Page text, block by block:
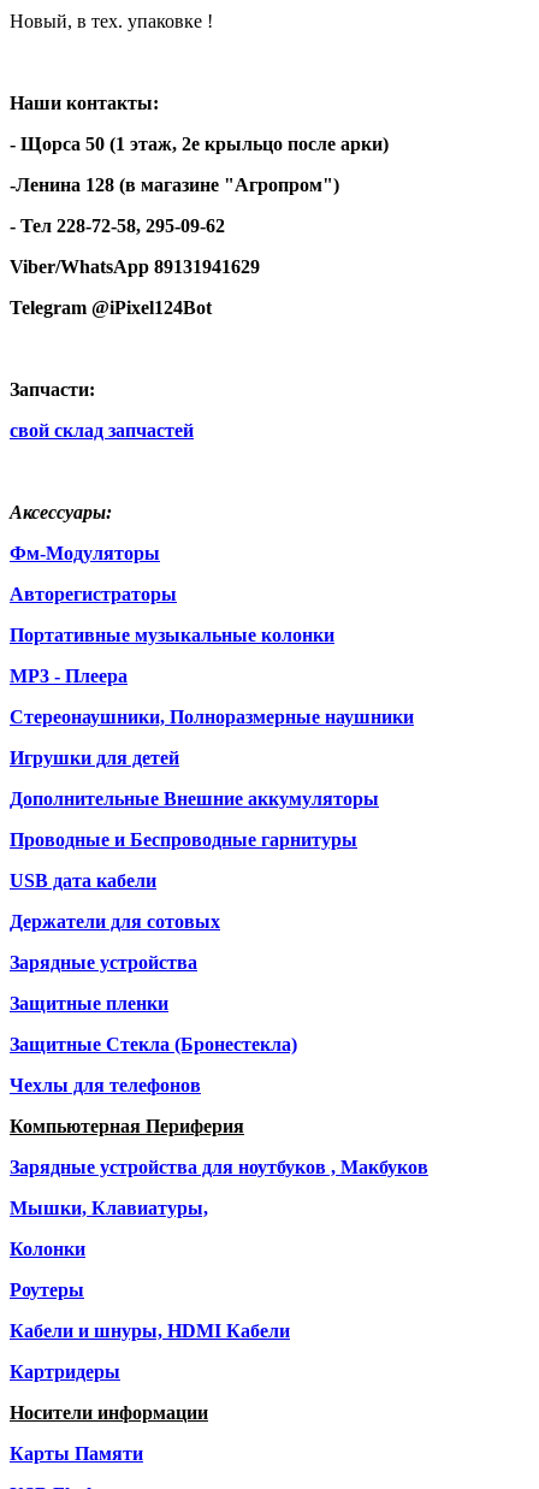
Новый, в тех. упаковке !
Наши контакты:
- Щорса 50 (1 этаж, 2е крыльцо после арки)
-Ленина 128 (в магазине "Агропром")
- Тел 228-72-58, 295-09-62
Viber/WhatsApp 89131941629
Telegram @iPixel124Bot
Запчасти:
свой склад запчастей
Аксессуары:
Фм-Модуляторы
Авторегистраторы
Портативные музыкальные колонки
МР3 - Плеера
Стереонаушники, Полноразмерные наушники
Игрушки для детей
Дополнительные Внешние аккумуляторы
Проводные и Беспроводные гарнитуры
USB дата кабели
Держатели для сотовых
Зарядные устройства
Защитные пленки
Защитные Стекла (Бронестекла)
Чехлы для телефонов
Компьютерная Периферия
Зарядные устройства для ноутбуков , Макбуков
Мышки, Клавиатуры,
Колонки
Роутеры
Кабели и шнуры, HDMI Кабели
Картридеры
Носители информации
Карты Памяти